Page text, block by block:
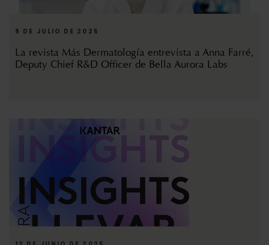
9 DE JULIO DE 2025
La revista Más Dermatología entrevista a Anna Farré,
Deputy Chief R&D Officer de Bella Aurora Labs